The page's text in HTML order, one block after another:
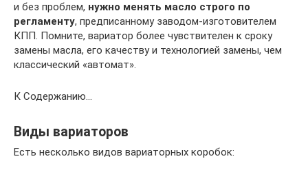
и без проблем, нужно менять масло строго по
регламенту, предписанному заводом-изготовителем
КПП. Помните, вариатор более чувствителен к сроку
замены масла, его качеству и технологией замены, чем
классический «автомат».
К Содержанию…
Виды вариаторов
Есть несколько видов вариаторных коробок: